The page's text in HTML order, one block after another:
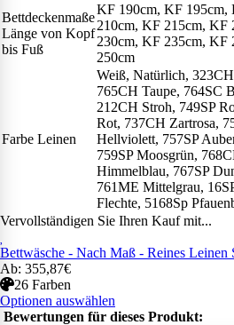
Bettdeckenmaße
Länge von Kopf
bis Fuß
KF 190cm, KF 195cm,
210cm, KF 215cm, KF
230cm, KF 235cm, KF
250cm
Farbe Leinen
Weiß, Natürlich,
765CH Taupe, 764SC
212CH Stroh, 749SP
Rot, 737CH Zartrosa,
Hellviolett, 757SP
759SP Moosgrün,
Himmelblau, 767SP
761ME Mittelgrau,
Flechte, 5168Sp
Vervollständigen Sie Ihren Kauf mit...
Bettwäsche - Nach Maß - Reines Leinen
Ab: 355,87€
26 Farben
Optionen auswählen
Bewertungen für dieses Produkt: